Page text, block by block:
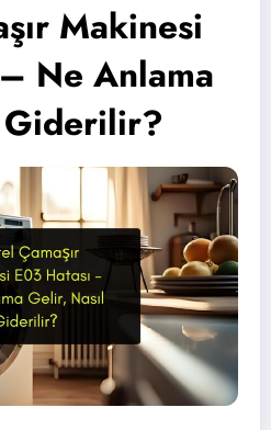
Makinesi
Ne Anlama
Giderilir?